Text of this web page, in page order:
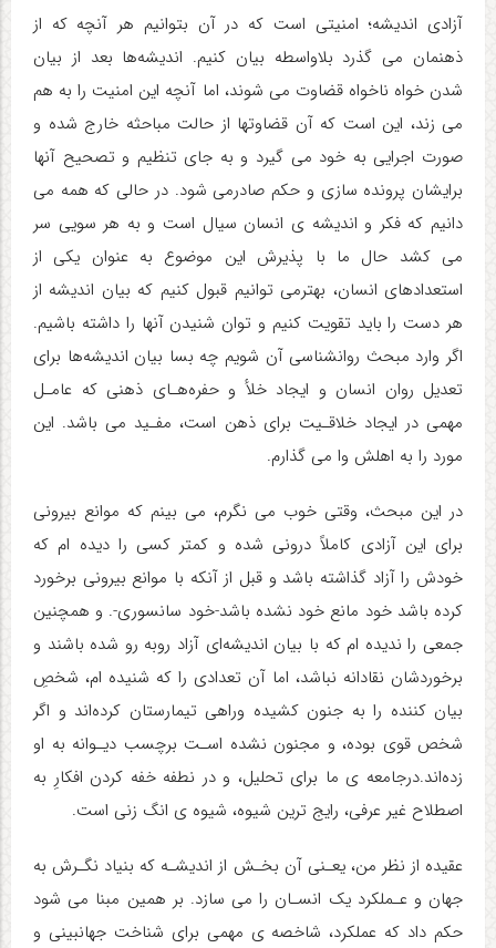
آزادی اندیشه؛ امنیتی است که در آن بتوانیم هر آنچه که از
ذهنمان می گذرد بلاواسطه بیان کنیم. اندیشه‌ها بعد از بیان
شدن خواه ناخواه قضاوت می شوند، اما آنچه این امنیت را به هم
می زند، این است که آن قضاوتها از حالت مباحثه خارج شده و
صورت اجرایی به خود می گیرد و به جای تنظیم و تصحیح آنها
برایشان پرونده سازی و حکم صادرمی شود. در حالی که همه می
دانیم که فکر و اندیشه ی انسان سیال است و به هر سویی سر
می کشد حال ما با پذیرش این موضوع به عنوان یکی از
استعدادهای انسان، بهترمی توانیم قبول کنیم که بیان اندیشه از
هر دست را باید تقویت کنیم و توان شنیدن آنها را داشته باشیم.
اگر وارد مبحث روانشناسی آن شویم چه بسا بیان اندیشه‌ها برای
تعدیل روان انسان و ایجاد خلأ و حفره‌هـای ذهنی که عامـل
مهمی در ایجاد خلاقـیت برای ذهن است، مفـید می باشد. این
مورد را به اهلش وا می گذارم.
در این مبحث، وقتی خوب می نگرم، می بینم که موانع بیرونی
برای این آزادی کاملاً درونی شده و کمتر کسی را دیده ام که
خودش را آزاد گذاشته باشد و قبل از آنکه با موانع بیرونی برخورد
کرده باشد خود مانع خود نشده باشد-خود سانسوری-. و همچنین
جمعی را ندیده ام که با بیان اندیشه‌ای آزاد روبه رو شده باشند و
برخوردشان نقادانه نباشد، اما آن تعدادی را که شنیده ام، شخصِ
بیان کننده را به جنون کشیده وراهی تیمارستان کرده‌اند و اگر
شخص قوی بوده، و مجنون نشده اسـت برچسب دیـوانه به او
زده‌اند.درجامعه ی ما برای تحلیل، و در نطفه خفه کردن افکارِ به
اصطلاح غیر عرفی، رایج ترین شیوه، شیوه ی انگ زنی است.
عقیده از نظر من، یعـنی آن بخـش از اندیشـه که بنیاد نگـرش به
جهان و عـملکرد یک انسـان را می سازد. بر همین مبنا می شود
حکم داد که عملکرد، شاخصه ی مهمی برای شناخت جهانبینی و